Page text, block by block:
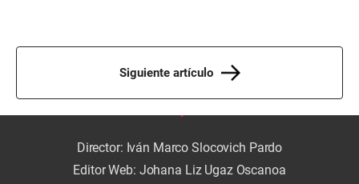
Siguiente artículo
Director: Iván Marco Slocovich Pardo
Editor Web: Johana Liz Ugaz Oscanoa